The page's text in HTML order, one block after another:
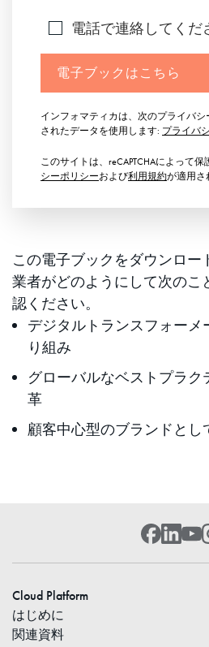
電話で連絡してくだ
電子ブックはこちら
インフォマティカは、次のプライバ
されたデータを使用します: プライバ
このサイトは、reCAPTCHAによって
シーポリシーおよび利用規約が適用さ
この電子ブックをダウンロー
業者がどのようにして次のこ
認ください。
デジタルトランスフォーメ
り組み
グローバルなベストプラ
革
顧客中心型のブランドとし
Cloud Platform
はじめに
関連資料